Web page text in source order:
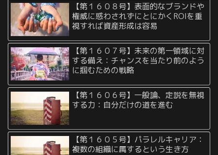
【第１６０８号】表面的なブランドや
権威に惑わされずにとにかくROIを重
視すれば資産形成は容易
【第１６０７号】未来の第一領域に対
する備え：チャンスを当たり前のよう
に掴むための戦略
【第１６０６号】一般論、定説を無視
する力：自分だけの道を進む
【第１６０５号】パラレルキャリア：
複数の組織に属するという生き方